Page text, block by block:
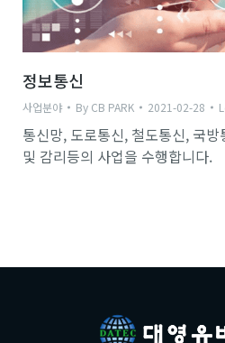
정보통신
사업분야 By CB PARK 2021-02-28
통신망, 도로통신, 철도통신, 국
및 감리등의 사업을 수행합니다.